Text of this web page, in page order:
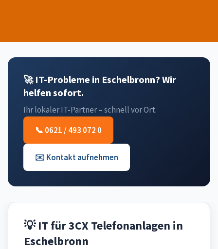
🚀 IT-Probleme in Eschelbronn? Wir
helfen sofort.
Ihr lokaler IT-Partner – schnell vor Ort.
📞 0621 / 493 072 0
✉️ Kontakt aufnehmen
💡 IT für 3CX Telefonanlagen in
Eschelbronn